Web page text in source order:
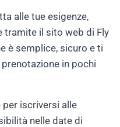
alle tue esigenze,
il sito web di Fly
è semplice, sicuro e ti
in pochi
per iscriversi alle
nelle date di